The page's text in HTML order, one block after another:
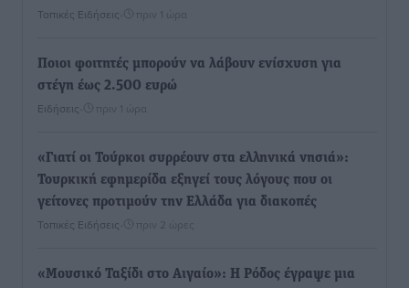
Τοπικές Ειδήσεις πριν 1 ώρα
Ποιοι φοιτητές μπορούν να λάβουν ενίσχυση για
στέγη έως 2.500 ευρώ
Ειδήσεις πριν 1 ώρα
«Γιατί οι Τούρκοι συρρέουν στα ελληνικά νησιά»:
Τουρκική εφημερίδα εξηγεί τους λόγους που οι
γείτονες προτιμούν την Ελλάδα για διακοπές
Τοπικές Ειδήσεις πριν 2 ώρες
«Μουσικό Ταξίδι στο Αιγαίο»: Η Ρόδος έγραψε μια